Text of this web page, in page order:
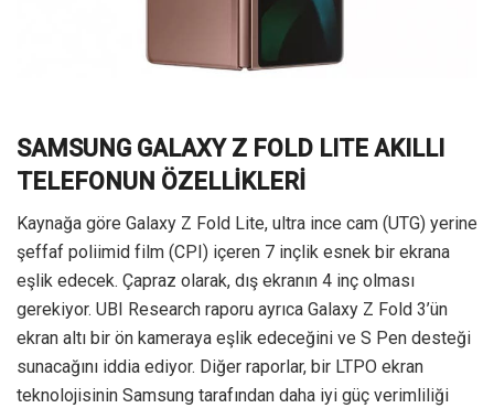
SAMSUNG GALAXY Z FOLD LITE AKILLI
TELEFONUN ÖZELLİKLERİ
Kaynağa göre Galaxy Z Fold Lite, ultra ince cam (UTG) yerine
şeffaf poliimid film (CPI) içeren 7 inçlik esnek bir ekrana
eşlik edecek. Çapraz olarak, dış ekranın 4 inç olması
gerekiyor. UBI Research raporu ayrıca Galaxy Z Fold 3’ün
ekran altı bir ön kameraya eşlik edeceğini ve S Pen desteği
sunacağını iddia ediyor. Diğer raporlar, bir LTPO ekran
teknolojisinin Samsung tarafından daha iyi güç verimliliği